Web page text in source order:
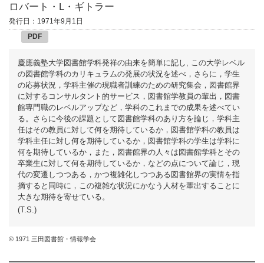
ロバート・L・ギトラー
発行日：1971年9月1日
PDF
慶應義塾大学図書館学科発祥の由来を簡単に記し, この大学レベル
の図書館学科のカリキュラムの発展の状況を述べ，さらに，学生
の応募状況，学科主催の現職者訓練のための研究集会，図書館界
に対するコンサルタント的サービス，図書館学教員の輩出，図書
館専門職のレベルアップなど，学科のこれまでの成果を述べてい
る。さらに今後の課題として図書館学科のあり方を論じ，学科主
任はその教員に対して何を期待しているか，図書館学科の教員は
学科主任に対し何を期待しているか，図書館学科の学生は学科に
何を期待しているか，また，図書館界の人々は図書館学科とその
卒業生に対して何を期待しているか，などの点について論じ，現
代の変遷しつつある，かつ複雑化しつつある図書館界の実情を指
摘すると同時に，この複雑な状況にかなう人材を輩出することに
大きな期待を寄せている。
(T.S.)
© 1971 三田図書館・情報学会